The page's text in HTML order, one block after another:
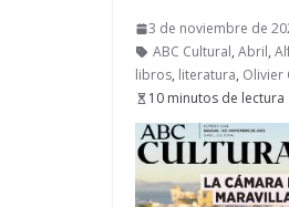
3 de noviembre de
ABC Cultural, Abril,
libros, literatura, Olivier
10 minutos de lectura